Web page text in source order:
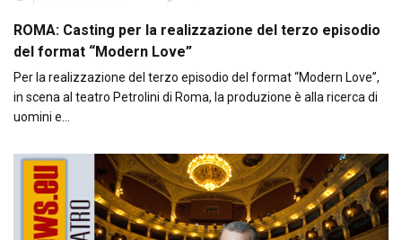
ROMA: Casting per la realizzazione del terzo episodio
del format “Modern Love”
Per la realizzazione del terzo episodio del format “Modern Love”,
in scena al teatro Petrolini di Roma, la produzione è alla ricerca di
uomini e…